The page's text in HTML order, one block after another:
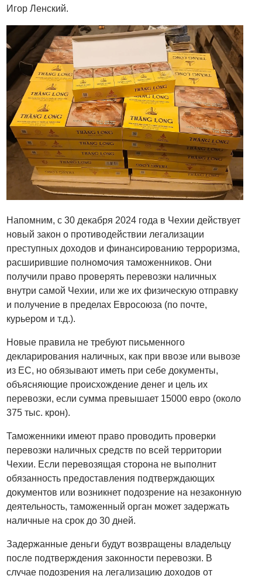
Игор Ленский.
Напомним, с 30 декабря 2024 года в Чехии действует
новый закон о противодействии легализации
преступных доходов и финансированию терроризма,
расширившие полномочия таможенников. Они
получили право проверять перевозки наличных
внутри самой Чехии, или же их физическую отправку
и получение в пределах Евросоюза (по почте,
курьером и т.д.).
Новые правила не требуют письменного
декларирования наличных, как при ввозе или вывозе
из ЕС, но обязывают иметь при себе документы,
объясняющие происхождение денег и цель их
перевозки, если сумма превышает 15000 евро (около
375 тыс. крон).
Таможенники имеют право проводить проверки
перевозки наличных средств по всей территории
Чехии. Если перевозящая сторона не выполнит
обязанность предоставления подтверждающих
документов или возникнет подозрение на незаконную
деятельность, таможенный орган может задержать
наличные на срок до 30 дней.
Задержанные деньги будут возвращены владельцу
после подтверждения законности перевозки. В
случае подозрения на легализацию доходов от